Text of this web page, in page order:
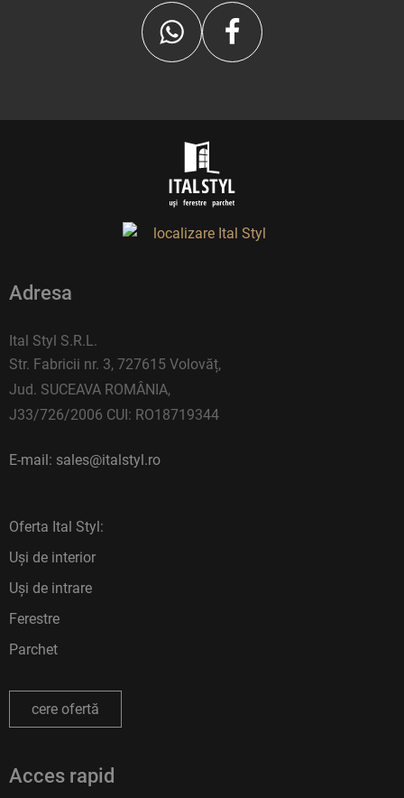
Adresa
Ital Styl S.R.L.
Str. Fabricii nr. 3, 727615 Volovăț,
Jud. SUCEAVA ROMÂNIA,
J33/726/2006 CUI: RO18719344
E-mail: sales@italstyl.ro
Oferta Ital Styl:
Uși de interior
Uși de intrare
Ferestre
Parchet
cere ofertă
Acces rapid